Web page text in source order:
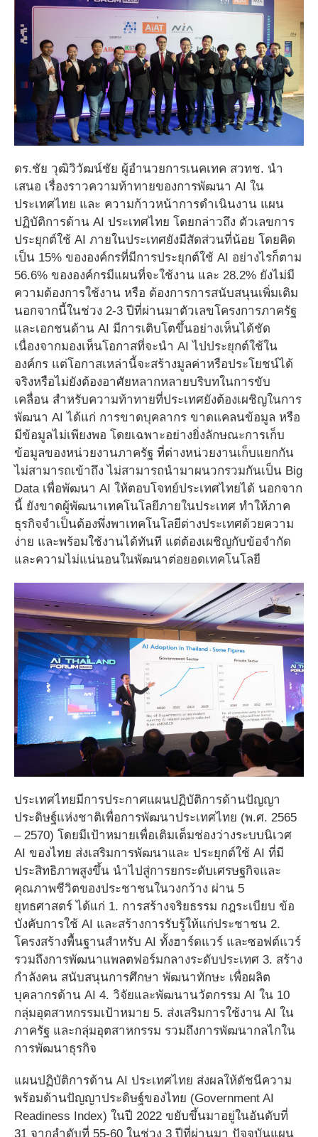
ดร.ชัย วุฒิวิวัฒน์ชัย ผู้อำนวยการเนคเทค สวทช. นำ
เสนอ เรื่องราวความท้าทายของการพัฒนา AI ใน
ประเทศไทย และ ความก้าวหน้าการดำเนินงาน แผน
ปฏิบัติการด้าน AI ประเทศไทย โดยกล่าวถึง ตัวเลขการ
ประยุกต์ใช้ AI ภายในประเทศยังมีสัดส่วนที่น้อย โดยคิด
เป็น 15% ขององค์กรที่มีการประยุกต์ใช้ AI อย่างไรก็ตาม
56.6% ขององค์กรมีแผนที่จะใช้งาน และ 28.2% ยังไม่มี
ความต้องการใช้งาน หรือ ต้องการการสนับสนุนเพิ่มเติม
นอกจากนี้ในช่วง 2-3 ปีที่ผ่านมาตัวเลขโครงการภาครัฐ
และเอกชนด้าน AI มีการเติบโตขึ้นอย่างเห็นได้ชัด
เนื่องจากมองเห็นโอกาสที่จะนำ AI ไปประยุกต์ใช้ใน
องค์กร แต่โอกาสเหล่านี้จะสร้างมูลค่าหรือประโยชน์ได้
จริงหรือไม่ยังต้องอาศัยหลากหลายบริบทในการขับ
เคลื่อน สำหรับความท้าทายที่ประเทศยังต้องเผชิญในการ
พัฒนา AI ได้แก่ การขาดบุคลากร ขาดแคลนข้อมูล หรือ
มีข้อมูลไม่เพียงพอ โดยเฉพาะอย่างยิ่งลักษณะการเก็บ
ข้อมูลของหน่วยงานภาครัฐ ที่ต่างหน่วยงานเก็บแยกกัน
ไม่สามารถเข้าถึง ไม่สามารถนำมาผนวกรวมกันเป็น Big
Data เพื่อพัฒนา AI ให้ตอบโจทย์ประเทศไทยได้ นอกจาก
นี้ ยังขาดผู้พัฒนาเทคโนโลยีภายในประเทศ ทำให้ภาค
ธุรกิจจำเป็นต้องพึ่งพาเทคโนโลยีต่างประเทศด้วยความ
ง่าย และพร้อมใช้งานได้ทันที แต่ต้องเผชิญกับข้อจำกัด
และความไม่แน่นอนในพัฒนาต่อยอดเทคโนโลยี
ประเทศไทยมีการประกาศแผนปฏิบัติการด้านปัญญา
ประดิษฐ์แห่งชาติเพื่อการพัฒนาประเทศไทย (พ.ศ. 2565
– 2570) โดยมีเป้าหมายเพื่อเติมเต็มช่องว่างระบบนิเวศ
AI ของไทย ส่งเสริมการพัฒนาและ ประยุกต์ใช้ AI ที่มี
ประสิทธิภาพสูงขึ้น นําไปสู่การยกระดับเศรษฐกิจและ
คุณภาพชีวิตของประชาชนในวงกว้าง ผ่าน 5
ยุทธศาสตร์ ได้แก่ 1. การสร้างจริยธรรม กฎระเบียบ ข้อ
บังคับการใช้ AI และสร้างการรับรู้ให้แก่ประชาชน 2.
โครงสร้างพื้นฐานสำหรับ AI ทั้งฮาร์ดแวร์ และซอฟต์แวร์
รวมถึงการพัฒนาแพลตฟอร์มกลางระดับประเทศ 3. สร้าง
กำลังคน สนับสนุนการศึกษา พัฒนาทักษะ เพื่อผลิต
บุคลากรด้าน AI 4. วิจัยและพัฒนานวัตกรรม AI ใน 10
กลุ่มอุตสาหกรรมเป้าหมาย 5. ส่งเสริมการใช้งาน AI ใน
ภาครัฐ และกลุ่มอุตสาหกรรม รวมถึงการพัฒนากลไกใน
การพัฒนาธุรกิจ
แผนปฏิบัติการด้าน AI ประเทศไทย ส่งผลให้ดัชนีความ
พร้อมด้านปัญญาประดิษฐ์ของไทย (Government AI
Readiness Index) ในปี 2022 ขยับขึ้นมาอยู่ในอันดับที่
31 จากลำดับที่ 55-60 ในช่วง 3 ปีที่ผ่านมา ปัจจุบันแผน